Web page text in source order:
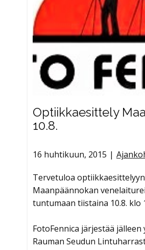
Optiikkaesittely
10.8.
16 huhtikuun, 2015
Tervetuloa
Maanpäännokan
tuntumaan tiistaina 10.8. klo
FotoFennica järjestää jälleen
Rauman Seudun